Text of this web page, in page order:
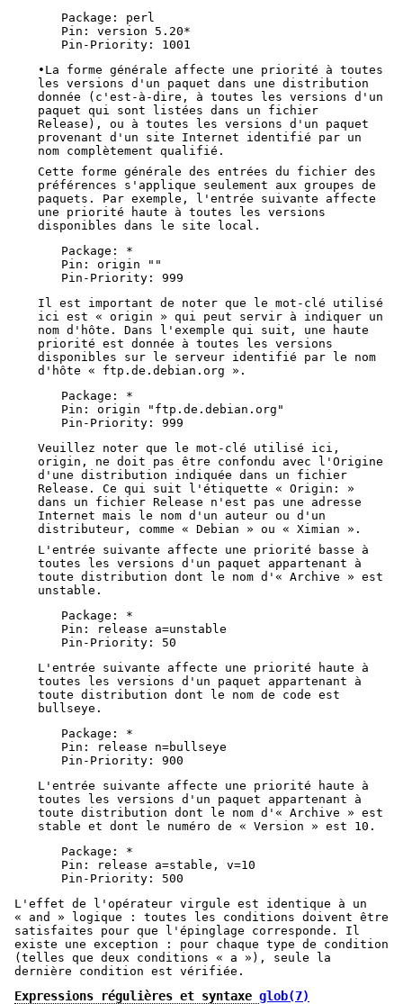
Package: perl
Pin: version 5.20*
Pin-Priority: 1001
•La forme générale affecte une priorité à toutes
les versions d'un paquet dans une distribution
donnée (c'est-à-dire, à toutes les versions d'un
paquet qui sont listées dans un fichier
Release), ou à toutes les versions d'un paquet
provenant d'un site Internet identifié par un
nom complètement qualifié.
Cette forme générale des entrées du fichier des
préférences s'applique seulement aux groupes de
paquets. Par exemple, l'entrée suivante affecte
une priorité haute à toutes les versions
disponibles dans le site local.
Package: *
Pin: origin ""
Pin-Priority: 999
Il est important de noter que le mot-clé utilisé
ici est « origin » qui peut servir à indiquer un
nom d'hôte. Dans l'exemple qui suit, une haute
priorité est donnée à toutes les versions
disponibles sur le serveur identifié par le nom
d'hôte « ftp.de.debian.org ».
Package: *
Pin: origin "ftp.de.debian.org"
Pin-Priority: 999
Veuillez noter que le mot-clé utilisé ici,
origin, ne doit pas être confondu avec l'Origine
d'une distribution indiquée dans un fichier
Release. Ce qui suit l'étiquette « Origin: »
dans un fichier Release n'est pas une adresse
Internet mais le nom d'un auteur ou d'un
distributeur, comme « Debian » ou « Ximian ».
L'entrée suivante affecte une priorité basse à
toutes les versions d'un paquet appartenant à
toute distribution dont le nom d'« Archive » est
unstable.
Package: *
Pin: release a=unstable
Pin-Priority: 50
L'entrée suivante affecte une priorité haute à
toutes les versions d'un paquet appartenant à
toute distribution dont le nom de code est
bullseye.
Package: *
Pin: release n=bullseye
Pin-Priority: 900
L'entrée suivante affecte une priorité haute à
toutes les versions d'un paquet appartenant à
toute distribution dont le nom d'« Archive » est
stable et dont le numéro de « Version » est 10.
Package: *
Pin: release a=stable, v=10
Pin-Priority: 500
L'effet de l'opérateur virgule est identique à un
« and » logique : toutes les conditions doivent être
satisfaites pour que l'épinglage corresponde. Il
existe une exception : pour chaque type de condition
(telles que deux conditions « a »), seule la
dernière condition est vérifiée.
Expressions régulières et syntaxe glob(7)